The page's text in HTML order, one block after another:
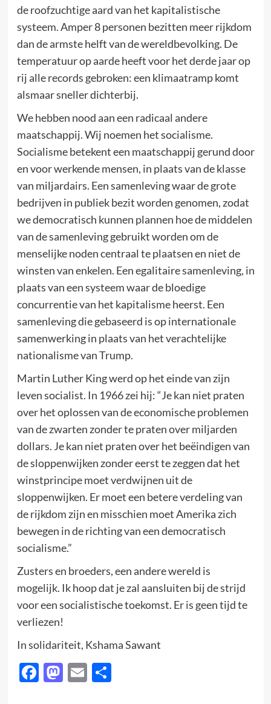
de roofzuchtige aard van het kapitalistische
systeem. Amper 8 personen bezitten meer rijkdom
dan de armste helft van de wereldbevolking. De
temperatuur op aarde heeft voor het derde jaar op
rij alle records gebroken: een klimaatramp komt
alsmaar sneller dichterbij.
We hebben nood aan een radicaal andere
maatschappij. Wij noemen het socialisme.
Socialisme betekent een maatschappij gerund door
en voor werkende mensen, in plaats van de klasse
van miljardairs. Een samenleving waar de grote
bedrijven in publiek bezit worden genomen, zodat
we democratisch kunnen plannen hoe de middelen
van de samenleving gebruikt worden om de
menselijke noden centraal te plaatsen en niet de
winsten van enkelen. Een egalitaire samenleving, in
plaats van een systeem waar de bloedige
concurrentie van het kapitalisme heerst. Een
samenleving die gebaseerd is op internationale
samenwerking in plaats van het verachtelijke
nationalisme van Trump.
Martin Luther King werd op het einde van zijn
leven socialist. In 1966 zei hij: “Je kan niet praten
over het oplossen van de economische problemen
van de zwarten zonder te praten over miljarden
dollars. Je kan niet praten over het beëindigen van
de sloppenwijken zonder eerst te zeggen dat het
winstprincipe moet verdwijnen uit de
sloppenwijken. Er moet een betere verdeling van
de rijkdom zijn en misschien moet Amerika zich
bewegen in de richting van een democratisch
socialisme.”
Zusters en broeders, een andere wereld is
mogelijk. Ik hoop dat je zal aansluiten bij de strijd
voor een socialistische toekomst. Er is geen tijd te
verliezen!
In solidariteit, Kshama Sawant
Facebook
Mastodon
EmailDelen